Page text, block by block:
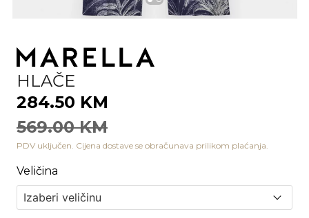
HLAČE
284.50 KM
569.00 KM
PDV uključen. Cijena dostave se obračunava prilikom plaćanja.
Veličina